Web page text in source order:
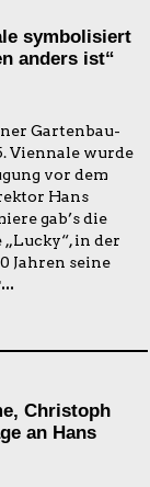
symbolisiert
anders ist“
Gartenbau-
Viennale wurde
vor dem
Hans
gab’s die
in der
Jahren seine
Christoph
an Hans